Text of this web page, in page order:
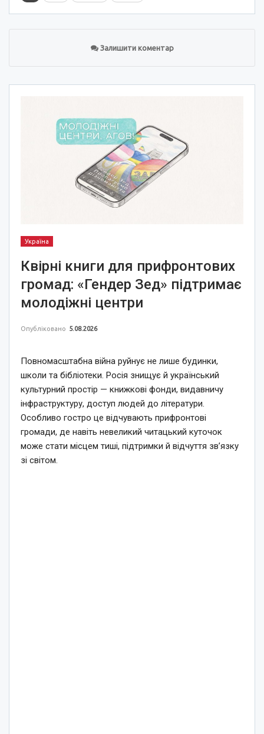
Залишити коментар
Україна
Квірні книги для прифронтових
громад: «Гендер Зед» підтримає
молодіжні центри
Опубліковано 5.08.2026
Повномасштабна війна руйнує не лише будинки,
школи та бібліотеки. Росія знищує й український
культурний простір — книжкові фонди, видавничу
інфраструктуру, доступ людей до літератури.
Особливо гостро це відчувають прифронтові
громади, де навіть невеликий читацький куточок
може стати місцем тиші, підтримки й відчуття зв’язку
зі світом.